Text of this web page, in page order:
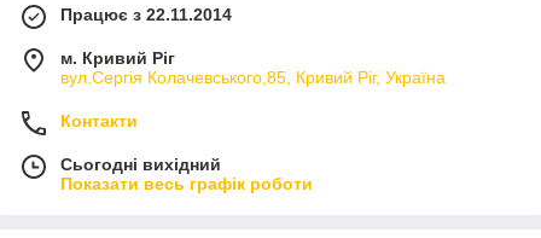
Працює з 22.11.2014
м. Кривий Ріг
вул.Сергія Колачевського,85, Кривий Ріг, Україна
Контакти
Сьогодні вихідний
Показати весь графік роботи